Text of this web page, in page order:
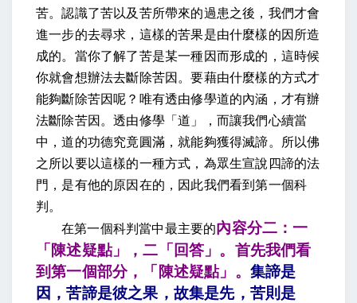
苦。認識了苦以及苦所帶來的過患之後，我們才會
進一步的去尋求，這樣的苦果是由什麼樣的因所造
成的。當你了解了苦是某一種因而形成的，這時候
你就會想辦法去斷除苦因。要藉由什麼樣的方式才
能夠斷除苦因呢？唯有透由修學道的內涵，才有辦
法斷除苦因。透由修學「道」，而讓我們心續當
中，道的功德究竟圓滿，就能夠獲得滅諦。所以佛
之所以要以這樣的一種方式，為眾生宣說四諦的法
門，是有他的原因在的，因此我們看到第一個科
判。
在第一個科判當中最主要的內容分二：一
「陳述疑點」，二「回答」。首先我們看
到第一個部分，「陳述疑點」。 集諦是
因，苦諦是彼之果，故集是先，苦則是